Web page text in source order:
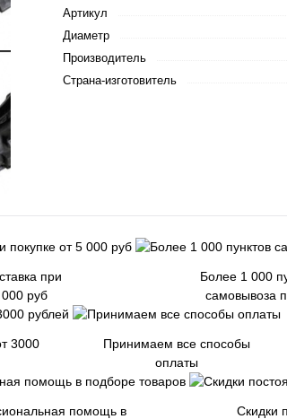
Артикул
Диаметр
Производитель
Страна-изготовитель
при
000 руб
Более 1 000
самовывоза
3000
Принимаем все способы
оплаты
помощь в
Скидки